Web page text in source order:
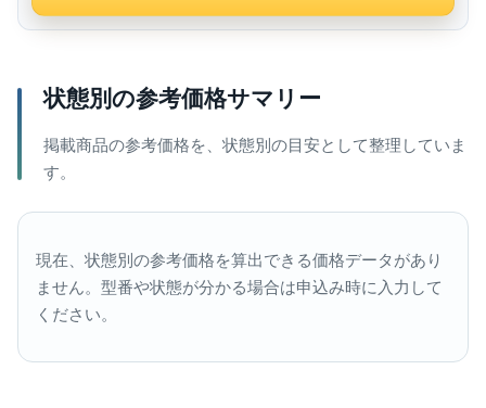
状態別の参考価格サマリー
掲載商品の参考価格を、状態別の目安として整理していま
す。
現在、状態別の参考価格を算出できる価格データがあり
ません。型番や状態が分かる場合は申込み時に入力して
ください。